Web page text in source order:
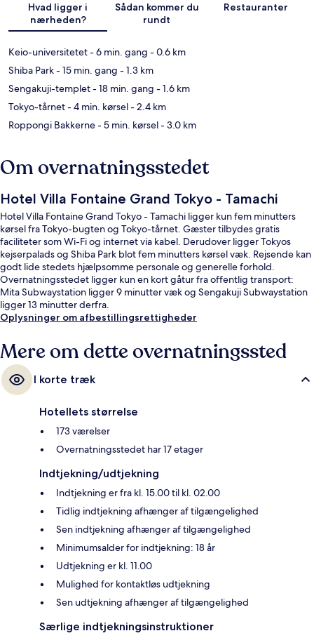
Hvad ligger i
nærheden?
Sådan kommer du
rundt
Restauranter
Keio-universitetet- 6 min. gang - 0.6 km
Shiba Park- 15 min. gang - 1.3 km
Sengakuji-templet- 18 min. gang - 1.6 km
Tokyo-tårnet- 4 min. kørsel- 2.4 km
Roppongi Bakkerne- 5 min. kørsel- 3.0 km
Om overnatningsstedet
Hotel Villa Fontaine Grand Tokyo - Tamachi
Hotel Villa Fontaine Grand Tokyo - Tamachi ligger kun fem minutters
kørsel fra Tokyo-bugten og Tokyo-tårnet. Gæster tilbydes gratis
faciliteter som Wi-Fi og internet via kabel. Derudover ligger Tokyos
kejserpalads og Shiba Park blot fem minutters kørsel væk. Rejsende kan
godt lide stedets hjælpsomme personale og generelle forhold.
Overnatningsstedet ligger kun en kort gåtur fra offentlig transport:
Mita Subwaystation ligger 9 minutter væk og Sengakuji Subwaystation
ligger 13 minutter derfra.
Oplysninger om afbestillingsrettigheder
Mere om dette overnatningssted
I korte træk
Hotellets størrelse
173 værelser
Overnatningsstedet har 17 etager
Indtjekning/udtjekning
Indtjekning er fra kl. 15.00 til kl. 02.00
Tidlig indtjekning afhænger af tilgængelighed
Sen indtjekning afhænger af tilgængelighed
Minimumsalder for indtjekning: 18 år
Udtjekning er kl. 11.00
Mulighed for kontaktløs udtjekning
Sen udtjekning afhænger af tilgængelighed
Særlige indtjekningsinstruktioner